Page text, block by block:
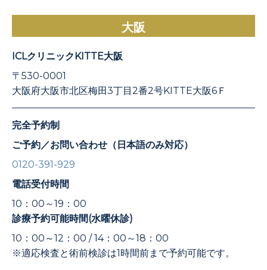
大阪
ICLクリニックKITTE大阪
〒530-0001
大阪府大阪市北区梅田3丁目2番2号KITTE大阪6Ｆ
完全予約制
ご予約／お問い合わせ（日本語のみ対応）
0120-391-929
電話受付時間
10：00～19：00
診療予約可能時間(水曜休診)
10：00～12：00 / 14：00～18：00
※適応検査と術前検診は1時間前まで予約可能です。